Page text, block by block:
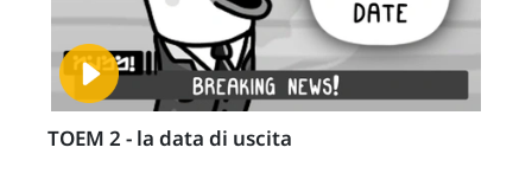
TOEM 2 - la data di uscita